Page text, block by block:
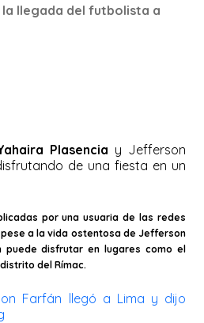
llegada del futbolista a
Plasencia y Jefferson
de una fiesta en un
por una usuaria de las redes
pese a la vida ostentosa de Jefferson
puede disfrutar en lugares como el
del Rímac.
Farfán llegó a Lima y dijo